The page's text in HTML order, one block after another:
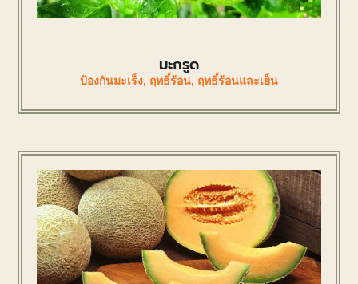
มะกรูด
ป้องกันมะเร็ง, ฤทธิ์ร้อน, ฤทธิ์ร้อนและเย็น